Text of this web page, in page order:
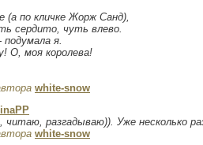
по кличке Жорж Санд),
сердито, чуть влево.
подумала я.
О, моя королева!
white-snow
разгадываю)). Уже несколько
white-snow